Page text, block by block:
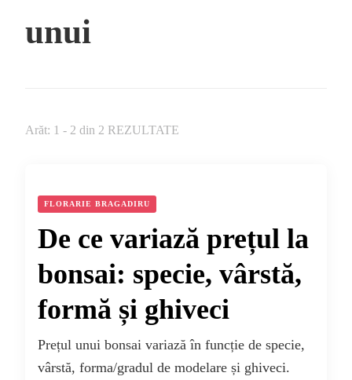
unui
Arăt: 1 - 2 din 2 REZULTATE
FLORARIE BRAGADIRU
De ce variază prețul la
bonsai: specie, vârstă,
formă și ghiveci
Prețul unui bonsai variază în funcție de specie,
vârstă, forma/gradul de modelare și ghiveci.